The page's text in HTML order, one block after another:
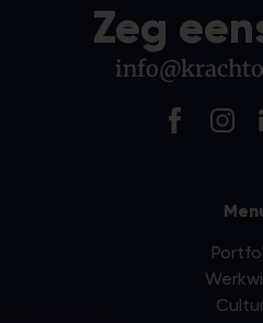
Zeg